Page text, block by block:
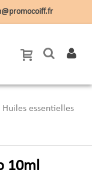
Huiles essentielles
10ml